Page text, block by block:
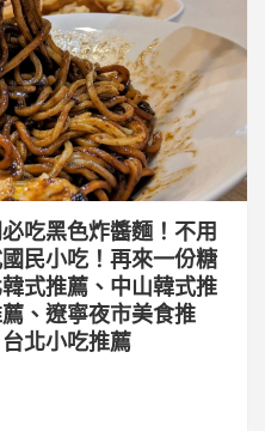
吃黑色炸醬麵！不用
民小吃！再來一份糖
式推薦、中山韓式推
、遼寧夜市美食推
北小吃推薦